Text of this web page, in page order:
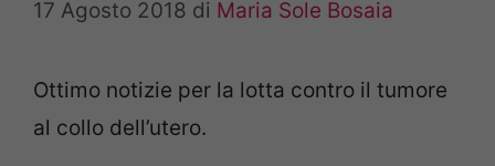
17 Agosto 2018 di Maria Sole Bosaia
Ottimo notizie per la lotta contro il tumore
al collo dell’utero.